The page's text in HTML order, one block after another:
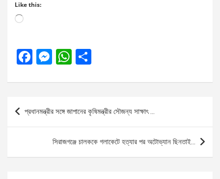
Like this:
Loading…
F
ce
o
M
se
g
er
W
at
A
p
p
ar
e
Post
navigation
প্রধানমন্ত্রীর সঙ্গে জাপানের কৃষিমন্ত্রীর সৌজন্য সাক্ষাৎ …
সিরাজগঞ্জে চালককে গলাকেটে হত্যার পর অটোভ্যান ছিনতাই…